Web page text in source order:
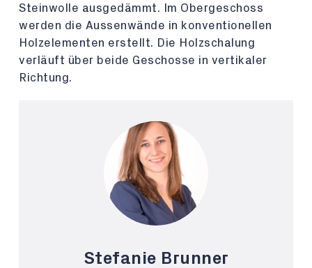
Steinwolle ausgedämmt. Im Obergeschoss
werden die Aussenwände in konventionellen
Holzelementen erstellt. Die Holzschalung
verläuft über beide Geschosse in vertikaler
Richtung.
Stefanie Brunner